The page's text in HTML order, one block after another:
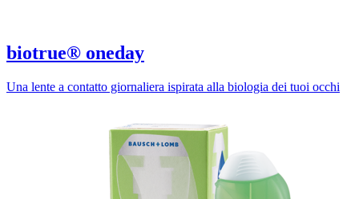
biotrue® oneday
Una lente a contatto giornaliera ispirata alla biologia dei tuoi occhi